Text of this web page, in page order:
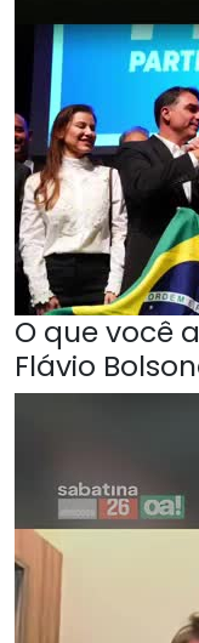
O que você
Flávio